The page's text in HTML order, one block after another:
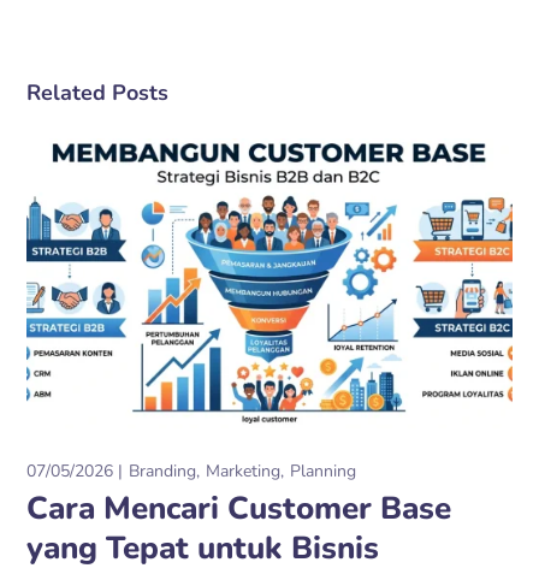
Related Posts
07/05/2026 Branding Marketing Planning
Cara Mencari Customer Base
yang Tepat untuk Bisnis